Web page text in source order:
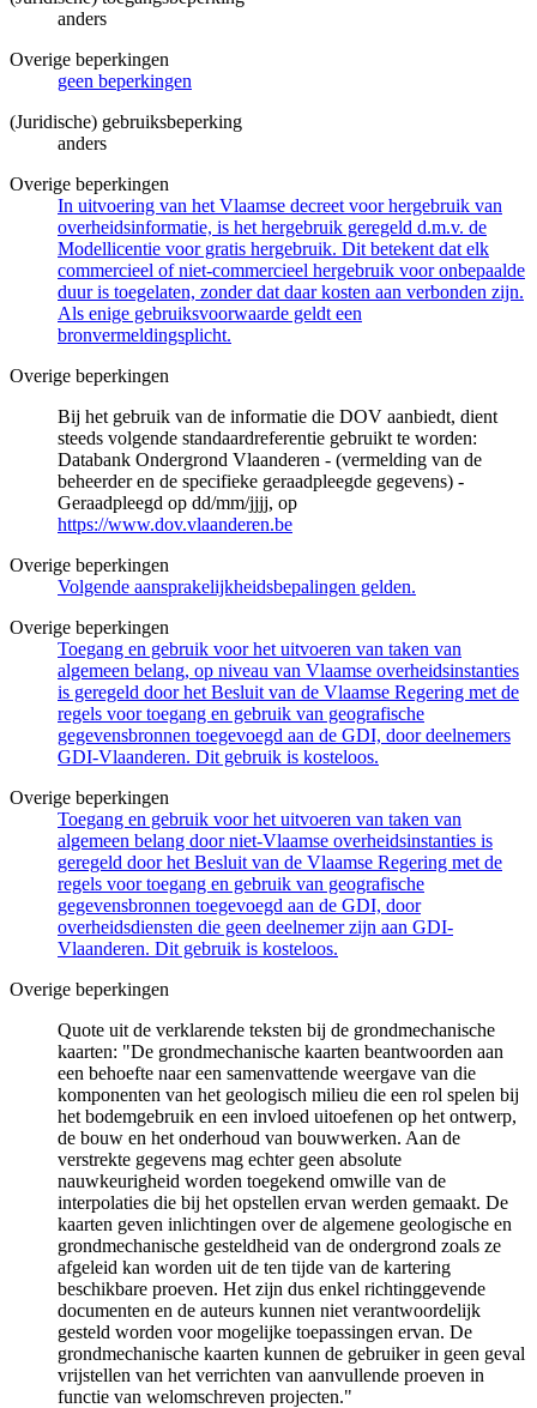
anders
Overige beperkingen
geen beperkingen
(Juridische) gebruiksbeperking
anders
Overige beperkingen
In uitvoering van het Vlaamse decreet voor hergebruik van
overheidsinformatie, is het hergebruik geregeld d.m.v. de
Modellicentie voor gratis hergebruik. Dit betekent dat elk
commercieel of niet-commercieel hergebruik voor onbepaalde
duur is toegelaten, zonder dat daar kosten aan verbonden zijn.
Als enige gebruiksvoorwaarde geldt een
bronvermeldingsplicht.
Overige beperkingen
Bij het gebruik van de informatie die DOV aanbiedt, dient
steeds volgende standaardreferentie gebruikt te worden:
Databank Ondergrond Vlaanderen - (vermelding van de
beheerder en de specifieke geraadpleegde gegevens) -
Geraadpleegd op dd/mm/jjjj, op
https://www.dov.vlaanderen.be
Overige beperkingen
Volgende aansprakelijkheidsbepalingen gelden.
Overige beperkingen
Toegang en gebruik voor het uitvoeren van taken van
algemeen belang, op niveau van Vlaamse overheidsinstanties
is geregeld door het Besluit van de Vlaamse Regering met de
regels voor toegang en gebruik van geografische
gegevensbronnen toegevoegd aan de GDI, door deelnemers
GDI-Vlaanderen. Dit gebruik is kosteloos.
Overige beperkingen
Toegang en gebruik voor het uitvoeren van taken van
algemeen belang door niet-Vlaamse overheidsinstanties is
geregeld door het Besluit van de Vlaamse Regering met de
regels voor toegang en gebruik van geografische
gegevensbronnen toegevoegd aan de GDI, door
overheidsdiensten die geen deelnemer zijn aan GDI-
Vlaanderen. Dit gebruik is kosteloos.
Overige beperkingen
Quote uit de verklarende teksten bij de grondmechanische
kaarten: "De grondmechanische kaarten beantwoorden aan
een behoefte naar een samenvattende weergave van die
komponenten van het geologisch milieu die een rol spelen bij
het bodemgebruik en een invloed uitoefenen op het ontwerp,
de bouw en het onderhoud van bouwwerken. Aan de
verstrekte gegevens mag echter geen absolute
nauwkeurigheid worden toegekend omwille van de
interpolaties die bij het opstellen ervan werden gemaakt. De
kaarten geven inlichtingen over de algemene geologische en
grondmechanische gesteldheid van de ondergrond zoals ze
afgeleid kan worden uit de ten tijde van de kartering
beschikbare proeven. Het zijn dus enkel richtinggevende
documenten en de auteurs kunnen niet verantwoordelijk
gesteld worden voor mogelijke toepassingen ervan. De
grondmechanische kaarten kunnen de gebruiker in geen geval
vrijstellen van het verrichten van aanvullende proeven in
functie van welomschreven projecten."